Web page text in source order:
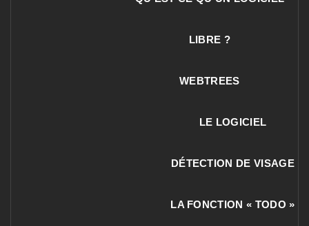
LIBRE ?
WEBTREES
LE LOGICIEL
DÉTECTION DE VISAGE
LA FONCTION « TODO »